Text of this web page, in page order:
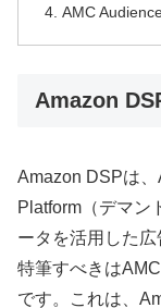
AMC
Amazon
Amazon DSPは
Platform（デマン
ータを活用した
特筆すべきは
です。これは、